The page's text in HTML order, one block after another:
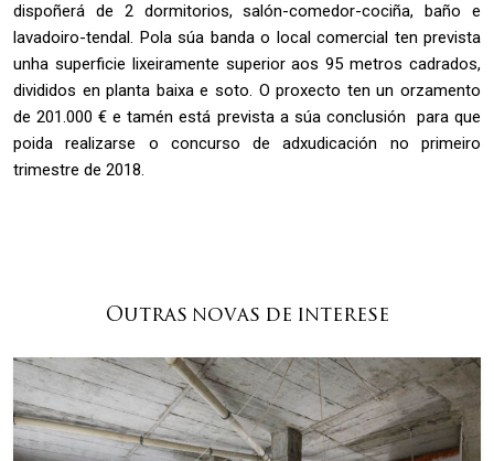
dispoñerá de 2 dormitorios, salón-comedor-cociña, baño e
lavadoiro-tendal. Pola súa banda o local comercial ten prevista
unha superficie lixeiramente superior aos 95 metros cadrados,
divididos en planta baixa e soto. O proxecto ten un orzamento
de 201.000 € e tamén está prevista a súa conclusión para que
poida realizarse o concurso de adxudicación no primeiro
trimestre de 2018.
Outras novas de interese